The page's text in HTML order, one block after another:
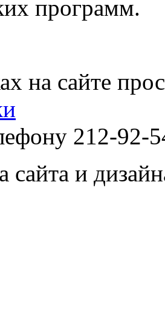
программ.
на сайте
212-92-
сайта и